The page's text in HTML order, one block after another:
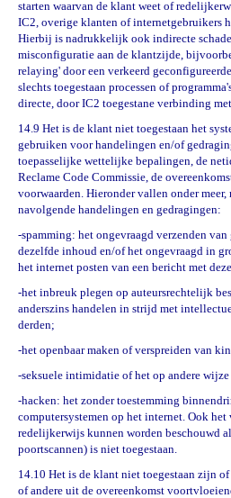
starten waarvan de klant weet of
IC2, overige klanten of internetgebruikers
Hierbij is nadrukkelijk ook indirecte
misconfiguratie aan de klantzijde,
relaying' door een verkeerd
slechts toegestaan processen of
directe, door IC2 toegestane verbinding
14.9 Het is de klant niet toegestaan het
gebruiken voor handelingen en/of
toepasselijke wettelijke bepalingen, de
Reclame Code Commissie, de
voorwaarden. Hieronder vallen onder
navolgende handelingen en gedragingen:
-spamming: het ongevraagd verzenden
dezelfde inhoud en/of het ongevraagd in
het internet posten van een bericht met
-het inbreuk plegen op auteursrechtelijk
anderszins handelen in strijd met
derden;
-het openbaar maken of verspreiden van
-seksuele intimidatie of het op andere
-hacken: het zonder toestemming
computersystemen op het internet. Ook
redelijkerwijs kunnen worden beschouwd
poortscannen) is niet toegestaan.
14.10 Het is de klant niet toegestaan zijn
of andere uit de overeenkomst